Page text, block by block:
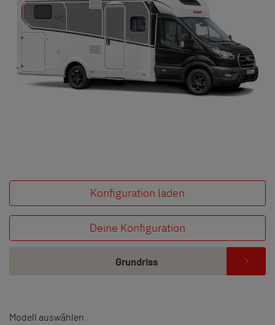
Konfiguration laden
Deine Konfiguration
Grundriss
Modell auswählen